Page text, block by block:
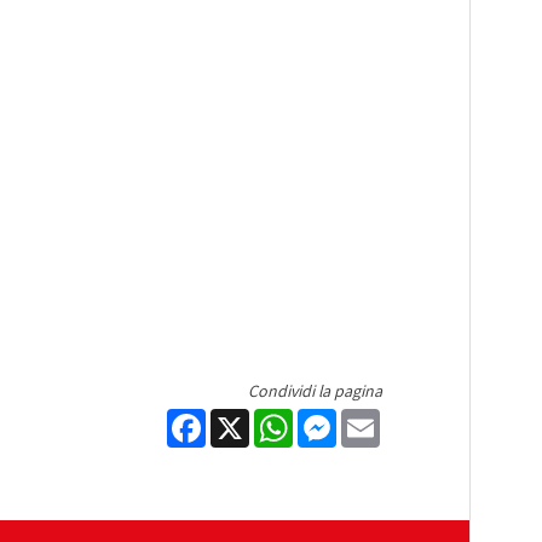
Condividi la pagina
Facebook
X WhatsAppMessenger